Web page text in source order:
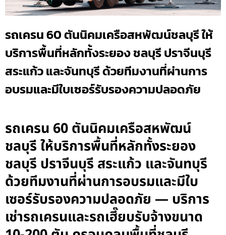
รถเครน 60 ตันนิคมเครือสหพัฒน์ชลบุรี ให้
บริการพื้นที่หลักทั้งระยอง ชลบุรี ปราจีนบุรี
สระแก้ว และจันทบุรี ด้วยทีมงานที่ผ่านการ
อบรมและมีใบเซอร์รับรองความปลอดภัย
รถเครน 60 ตันนิคมเครือสหพัฒน์
ชลบุรี ให้บริการพื้นที่หลักทั้งระยอง
ชลบุรี ปราจีนบุรี สระแก้ว และจันทบุรี
ด้วยทีมงานที่ผ่านการอบรมและมีใบ
เซอร์รับรองความปลอดภัย — บริการ
เช่ารถเครนและรถเฮี๊ยบรับจ้างขนาด